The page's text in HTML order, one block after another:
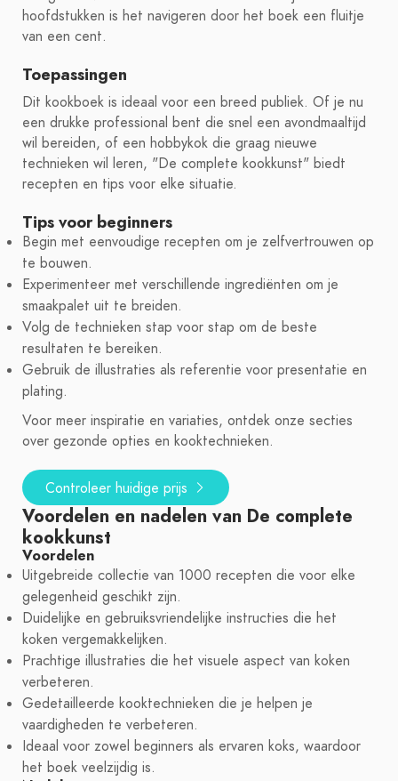
hoofdstukken is het navigeren door het boek een fluitje
van een cent.
Toepassingen
Dit kookboek is ideaal voor een breed publiek. Of je nu
een drukke professional bent die snel een avondmaaltijd
wil bereiden, of een hobbykok die graag nieuwe
technieken wil leren, "De complete kookkunst" biedt
recepten en tips voor elke situatie.
Tips voor beginners
Begin met eenvoudige recepten om je zelfvertrouwen op
te bouwen.
Experimenteer met verschillende ingrediënten om je
smaakpalet uit te breiden.
Volg de technieken stap voor stap om de beste
resultaten te bereiken.
Gebruik de illustraties als referentie voor presentatie en
plating.
Voor meer inspiratie en variaties, ontdek onze secties
over gezonde opties en kooktechnieken.
Controleer huidige prijs
Voordelen en nadelen van De complete
kookkunst
Voordelen
Uitgebreide collectie van 1000 recepten die voor elke
gelegenheid geschikt zijn.
Duidelijke en gebruiksvriendelijke instructies die het
koken vergemakkelijken.
Prachtige illustraties die het visuele aspect van koken
verbeteren.
Gedetailleerde kooktechnieken die je helpen je
vaardigheden te verbeteren.
Ideaal voor zowel beginners als ervaren koks, waardoor
het boek veelzijdig is.